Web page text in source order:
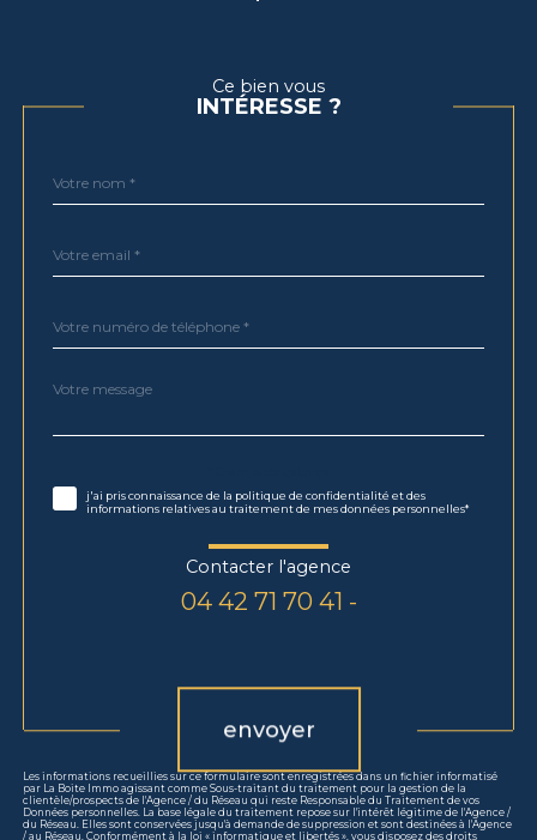
Ce bien vous
INTÉRESSE ?
par
*
*
*
Fieldset
Message
*
j'ai pris connaissance de la politique de confidentialité et des
informations relatives au traitement de mes données personnelles*
Contacter l'agence
04 42 71 70 41 -
envoyer
Les informations recueillies sur ce formulaire sont enregistrées dans un fichier informatisé
par La Boite Immo agissant comme Sous-traitant du traitement pour la gestion de la
clientèle/prospects de l'Agence / du Réseau qui reste Responsable du Traitement de vos
Données personnelles. La base légale du traitement repose sur l'intérêt légitime de l'Agence /
du Réseau. Elles sont conservées jusqu'à demande de suppression et sont destinées à l'Agence
/ au Réseau. Conformément à la loi « informatique et libertés », vous disposez des droits